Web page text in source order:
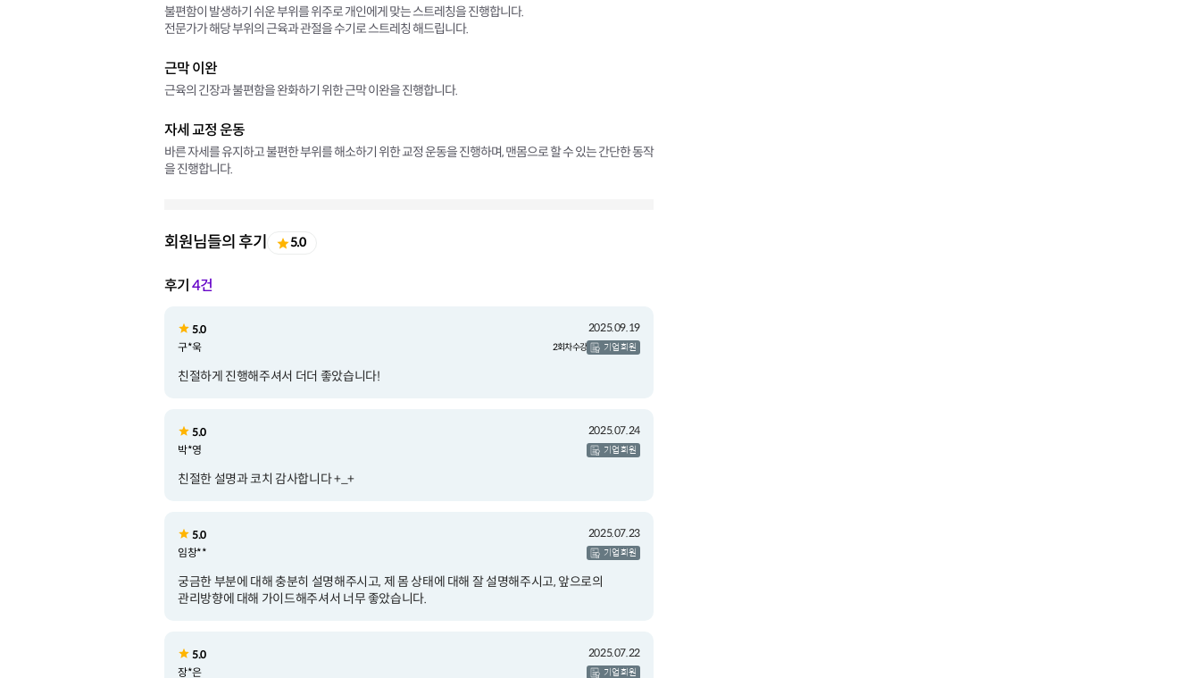
불편함이 발생하기 쉬운 부위를 위주로 개인에게 맞는 스트레칭을 진행합니다.
전문가가 해당 부위의 근육과 관절을 수기로 스트레칭 해드립니다.
근막 이완
근육의 긴장과 불편함을 완화하기 위한 근막 이완을 진행합니다.
자세 교정 운동
바른 자세를 유지하고 불편한 부위를 해소하기 위한 교정 운동을 진행하며, 맨몸으로 할 수 있는 간단한 동작
을 진행합니다.
회원님들의 후기 5.0
후기4건
5.0
2025.09.19
구*욱
2회차 수강 기업 회원
친절하게 진행해주셔서 더더 좋았습니다!
5.0
2025.07.24
박*영
기업 회원
친절한 설명과 코치 감사합니다 +_+
5.0
2025.07.23
임창**
기업 회원
궁금한 부분에 대해 충분히 설명해주시고, 제 몸 상태에 대해 잘 설명해주시고, 앞으로의
관리방향에 대해 가이드해주셔서 너무 좋았습니다.
5.0
2025.07.22
장*은
기업 회원